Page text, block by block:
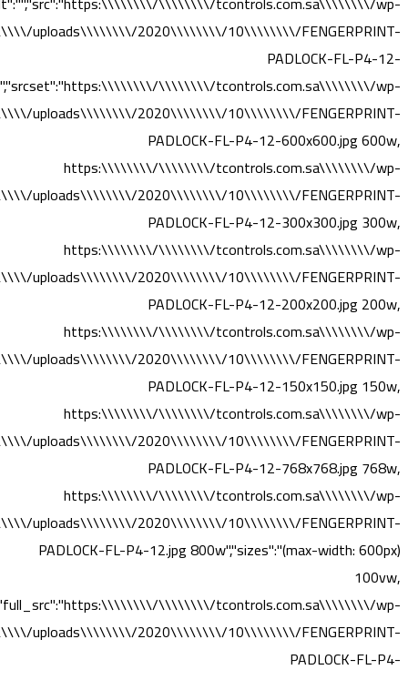
uploads\\\\\\\\/2020\\\\\\\\/10\\\\\\\\/FENGERPRINT-
PADLOCK-FL-P4-12-
\\\\\\\\/tcontrols.com.sa\\\\\\\\/wp-
uploads\\\\\\\\/2020\\\\\\\\/10\\\\\\\\/FENGERPRINT-
PADLOCK-FL-P4-12-600x600.jpg 600w,
https:\\\\\\\\/\\\\\\\\/tcontrols.com.sa\\\\\\\\/wp-
uploads\\\\\\\\/2020\\\\\\\\/10\\\\\\\\/FENGERPRINT-
PADLOCK-FL-P4-12-300x300.jpg 300w,
https:\\\\\\\\/\\\\\\\\/tcontrols.com.sa\\\\\\\\/wp-
uploads\\\\\\\\/2020\\\\\\\\/10\\\\\\\\/FENGERPRINT-
PADLOCK-FL-P4-12-200x200.jpg 200w,
https:\\\\\\\\/\\\\\\\\/tcontrols.com.sa\\\\\\\\/wp-
uploads\\\\\\\\/2020\\\\\\\\/10\\\\\\\\/FENGERPRINT-
PADLOCK-FL-P4-12-150x150.jpg 150w,
https:\\\\\\\\/\\\\\\\\/tcontrols.com.sa\\\\\\\\/wp-
uploads\\\\\\\\/2020\\\\\\\\/10\\\\\\\\/FENGERPRINT-
PADLOCK-FL-P4-12-768x768.jpg 768w,
https:\\\\\\\\/\\\\\\\\/tcontrols.com.sa\\\\\\\\/wp-
uploads\\\\\\\\/2020\\\\\\\\/10\\\\\\\\/FENGERPRINT-
PADLOCK-FL-P4-12.jpg 800w","sizes":"(max-width: 600px)
100vw,
\\\\\\\\/tcontrols.com.sa\\\\\\\\/wp-
uploads\\\\\\\\/2020\\\\\\\\/10\\\\\\\\/FENGERPRINT-
PADLOCK-FL-P4-